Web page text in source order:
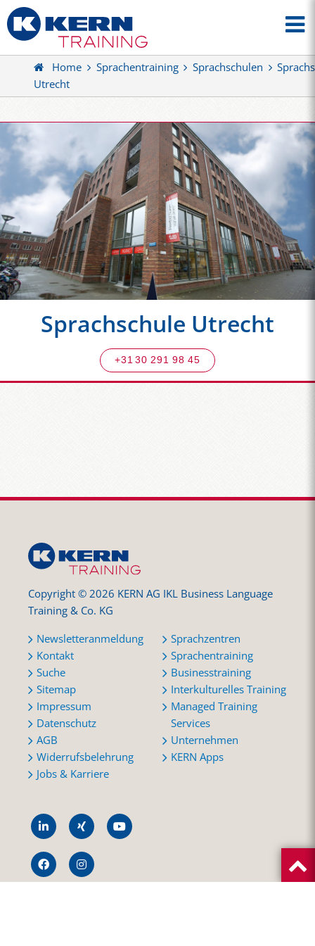
Home Sprachentraining Sprachschulen
Utrecht
Sprachschule Utrecht
+31 30 291 98 45
Copyright © 2026 KERN AG IKL Business Language
Training & Co. KG
Newsletteranmeldung
Kontakt
Suche
Sitemap
Impressum
Datenschutz
AGB
Widerrufsbelehrung
Jobs & Karriere
Sprachzentren
Sprachentraining
Businesstraining
Interkulturelles Training
Managed Training
Services
Unternehmen
KERN Apps